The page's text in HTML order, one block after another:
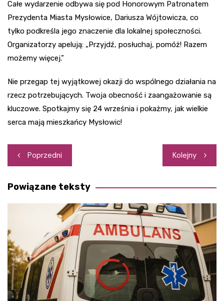
Całe wydarzenie odbywa się pod Honorowym Patronatem
Prezydenta Miasta Mysłowice, Dariusza Wójtowicza, co
tylko podkreśla jego znaczenie dla lokalnej społeczności.
Organizatorzy apelują: „Przyjdź, posłuchaj, pomóż! Razem
możemy więcej.”
Nie przegap tej wyjątkowej okazji do wspólnego działania na
rzecz potrzebujących. Twoja obecność i zaangażowanie są
kluczowe. Spotkajmy się 24 września i pokażmy, jak wielkie
serca mają mieszkańcy Mysłowic!
Nawigacja
wpisu
Poprzedni Kolejny
Powiązane teksty